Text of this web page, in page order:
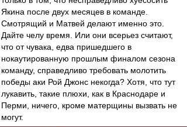
Якина после двух месяцев в команде.
Смотрящий и Матвей делают именно это.
Дайте челу время. Или они всерьез считают,
что от чувака, едва пришедшего в
нокаутированную прошлым финалом сезона
команду, справедливо требовать молотить
победы аки Рой Джонс некогда? Хотя, что тут
лукавить, такие плюхи, как в Краснодаре и
Перми, ничего, кроме матерщины вызвать не
могут.